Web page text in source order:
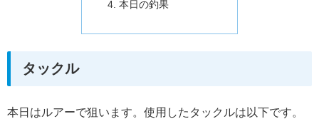
本日の釣果
タックル
本日はルアーで狙います。使用したタックルは以下です。